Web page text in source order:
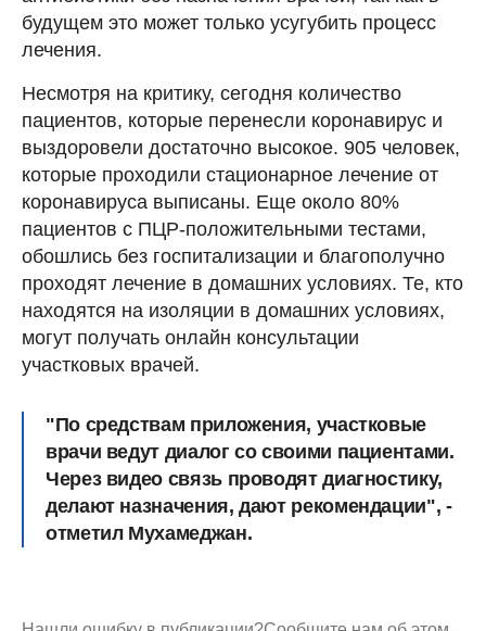
будущем это может только усугубить процесс
лечения. ​
Несмотря на критику, сегодня количество
пациентов, которые перенесли коронавирус и
выздоровели достаточно высокое. 905 человек,
которые проходили стационарное лечение от
коронавируса выписаны. Еще около 80%
пациентов с ПЦР-положительными тестами,
обошлись без госпитализации и благополучно
проходят лечение в домашних условиях. Те, кто
находятся на изоляции в домашних условиях,
могут получать онлайн консультации
участковых врачей.
"По средствам приложения, участковые
врачи ведут диалог со своими пациентами.
Через видео связь проводят диагностику,
делают назначения, дают рекомендации", -
отметил Мухамеджан.